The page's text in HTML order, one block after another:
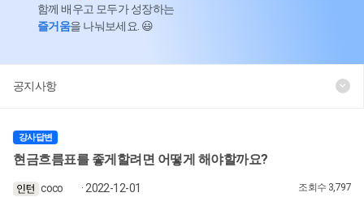
함께 배우고 모두가 성장하는
즐거움을 나눠보세요. 😃
공지사항
강사답변
현금흐름표를 좋게할려면 어떻게 해야할까요?
coco · 2022-12-01 조회수 3,797